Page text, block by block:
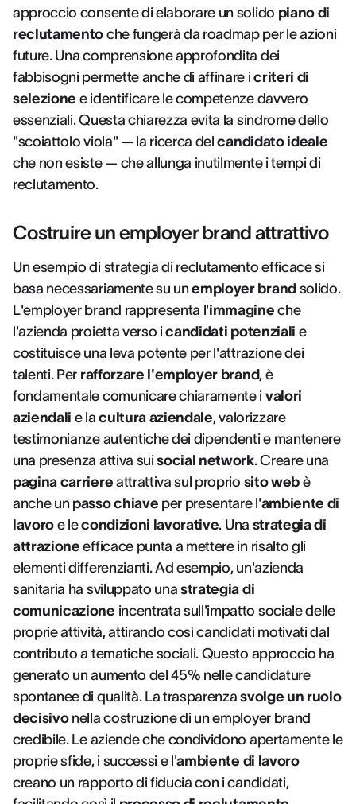
approccio consente di elaborare un solido piano di
reclutamento che fungerà da roadmap per le azioni
future. Una comprensione approfondita dei
fabbisogni permette anche di affinare icriteri di
selezione e identificare le competenze davvero
essenziali. Questa chiarezza evita la sindrome dello
"scoiattolo viola" — la ricerca delcandidato ideale
che non esiste — che allunga inutilmente i tempi di
reclutamento.
Costruire un employer brand attrattivo
Un esempio di strategia di reclutamento efficace si
basa necessariamente su unemployer brand solido.
L'employer brand rappresenta l'immagine che
l'azienda proietta verso icandidati potenziali e
costituisce una leva potente per l'attrazione dei
talenti. Per rafforzare l'employer brand, è
fondamentale comunicare chiaramente i valori
aziendali e lacultura aziendale, valorizzare
testimonianze autentiche dei dipendenti e mantenere
una presenza attiva suisocial network. Creare una
pagina carriere attrattiva sul proprio sito webè
anche un passo chiave per presentare l'ambiente di
lavoro e lecondizioni lavorative. Una strategia di
attrazione efficace punta a mettere in risalto gli
elementi differenzianti. Ad esempio, un'azienda
sanitaria ha sviluppato unastrategia di
comunicazione incentrata sull'impatto sociale delle
proprie attività, attirando così candidati motivati dal
contributo a tematiche sociali. Questo approccio ha
generato un aumento del 45% nelle candidature
spontanee di qualità. La trasparenzasvolge un ruolo
decisivonella costruzione di un employer brand
credibile. Le aziende che condividono apertamente le
proprie sfide, i successi e l'ambiente di lavoro
creano un rapporto di fiducia con i candidati,